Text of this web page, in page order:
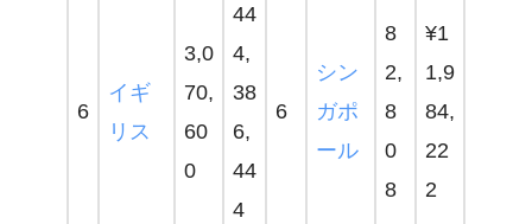
6
イギ
リス
3,0
70,
60
0
44
4,
38
6,
44
4
6
シン
ガポ
ール
8
2,
8
0
8
¥1
1,9
84,
22
2